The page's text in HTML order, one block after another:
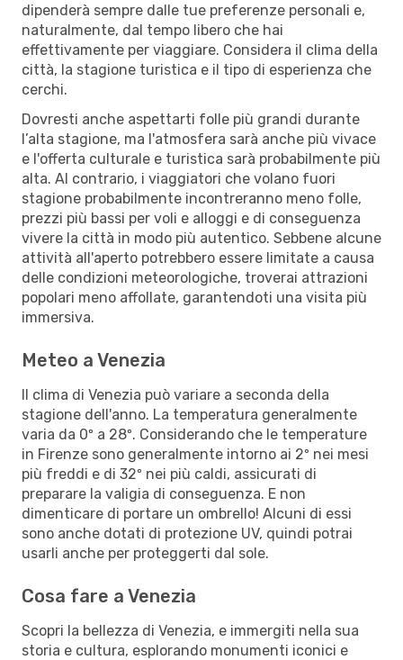
dipenderà sempre dalle tue preferenze personali e,
naturalmente, dal tempo libero che hai
effettivamente per viaggiare. Considera il clima della
città, la stagione turistica e il tipo di esperienza che
cerchi.
Dovresti anche aspettarti folle più grandi durante
l’alta stagione, ma l'atmosfera sarà anche più vivace
e l'offerta culturale e turistica sarà probabilmente più
alta. Al contrario, i viaggiatori che volano fuori
stagione probabilmente incontreranno meno folle,
prezzi più bassi per voli e alloggi e di conseguenza
vivere la città in modo più autentico. Sebbene alcune
attività all'aperto potrebbero essere limitate a causa
delle condizioni meteorologiche, troverai attrazioni
popolari meno affollate, garantendoti una visita più
immersiva.
Meteo a Venezia
Il clima di Venezia può variare a seconda della
stagione dell'anno. La temperatura generalmente
varia da 0º a 28º. Considerando che le temperature
in Firenze sono generalmente intorno ai 2º nei mesi
più freddi e di 32º nei più caldi, assicurati di
preparare la valigia di conseguenza. E non
dimenticare di portare un ombrello! Alcuni di essi
sono anche dotati di protezione UV, quindi potrai
usarli anche per proteggerti dal sole.
Cosa fare a Venezia
Scopri la bellezza di Venezia, e immergiti nella sua
storia e cultura, esplorando monumenti iconici e